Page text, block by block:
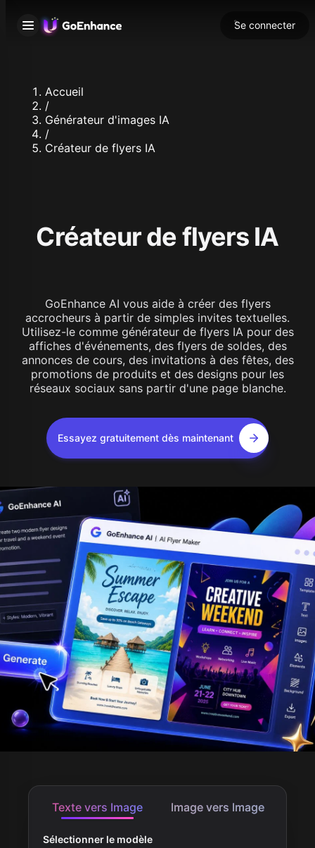
Se connecter
Accueil
/
Générateur d'images IA
/
Créateur de flyers IA
Créateur de flyers IA
GoEnhance AI vous aide à créer des flyers
accrocheurs à partir de simples invites textuelles.
Utilisez-le comme générateur de flyers IA pour des
affiches d'événements, des flyers de soldes, des
annonces de cours, des invitations à des fêtes, des
promotions de produits et des designs pour les
réseaux sociaux sans partir d'une page blanche.
Essayez gratuitement dès maintenant
Texte vers Image Image vers Image
Sélectionner le modèle